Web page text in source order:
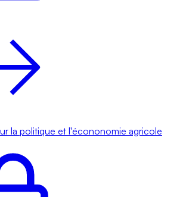
la politique et l'écononomie agricole